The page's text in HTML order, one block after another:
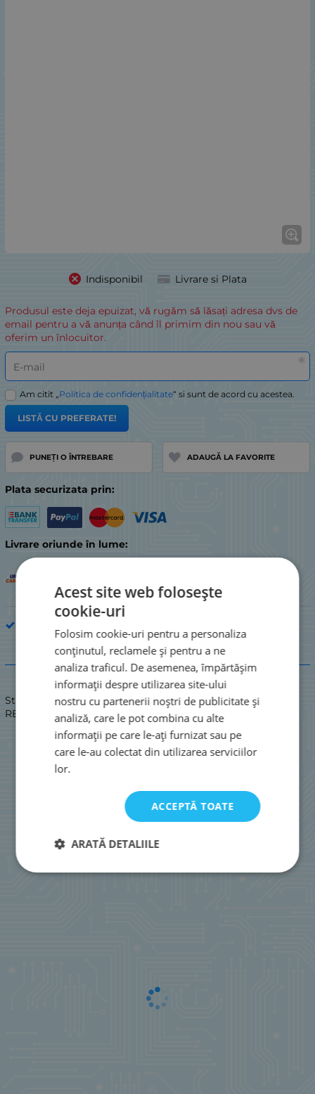
Indisponibil Livrare si Plata
Produsul este deja epuizat, vă rugăm să lăsați adresa dvs de
email pentru a vă anunța când îl primim din nou sau vă
oferim un înlocuitor.
E-mail
Am citit „Politica de confidențialitate“ si sunt de acord cu acestea.
LISTĂ CU PREFERATE!
PUNEȚI O ÎNTREBARE ADAUGĂ LA FAVORITE
Plata securizata prin:
Livrare oriunde în lume:
Descriere
Stare: NOU / NOU
REGULATOR DE ENERGIE
Acest site web folosește
cookie-uri
Folosim cookie-uri pentru a personaliza
conținutul, reclamele și pentru a ne
analiza traficul. De asemenea, împărtășim
informații despre utilizarea site-ului
nostru cu partenerii noștri de publicitate și
analiză, care le pot combina cu alte
informații pe care le-ați furnizat sau pe
care le-au colectat din utilizarea serviciilor
lor.
ACCEPTĂ TOATE
ARATĂ DETALIILE